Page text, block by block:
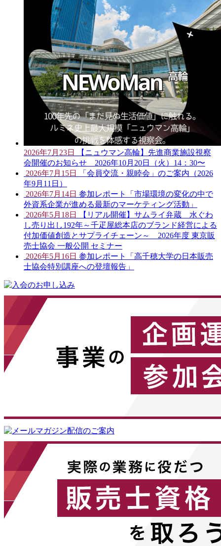
2026年7月23日
【ニュウマン高輪】先進商業施設視察
会開催のお知らせ 2026年10月20日（火）14：30〜
2026年7月15日
「会員交流・親睦会」のご案内（2026
年9月11日）
2026年7月14日 参加レポート「市場環境の変化の中で
外資系企業が進める最新のマーケティング活動」
2026年5月18日
【リアル開催】サムライ弁蔵 水ぐわ
し売り出し192年～千疋屋総本店のブランド経営による
付加価値創造とサプライチェーン～ 2026年度 東京販
売士協会 一般公開 セミナー
2026年5月16日 参加レポート「高千穂大学の日本販売
士協会特別講座への登壇報告」